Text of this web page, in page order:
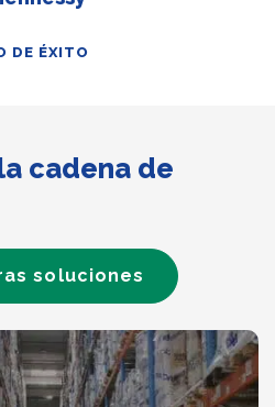
DE ÉXITO
cadena de
soluciones